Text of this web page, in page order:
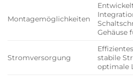
Montagemöglichkeiten
Gehäuse
Stromversorgung
stabile
optimale